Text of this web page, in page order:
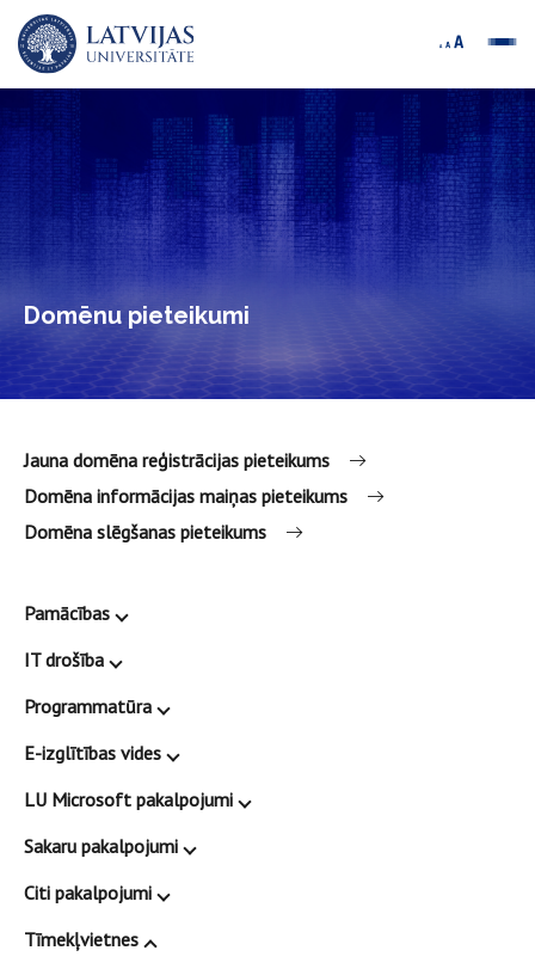
Domēnu pieteikumi
Jauna domēna reģistrācijas pieteikums
Domēna informācijas maiņas pieteikums
Domēna slēgšanas pieteikums
Pamācības
IT drošība
Programmatūra
E-izglītības vides
LU Microsoft pakalpojumi
Sakaru pakalpojumi
Citi pakalpojumi
Tīmekļvietnes